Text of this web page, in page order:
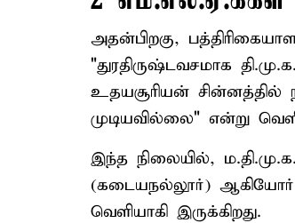
அதன்பிறகு,
"துரதிருஷ்டவசமாக
உதயசூரியன் சின்னத்தில்
முடியவில்லை" என்று
இந்த நிலையில்,
(கடையநல்லூர்) ஆகியோர்
வெளியாகி இருக்கிறது.